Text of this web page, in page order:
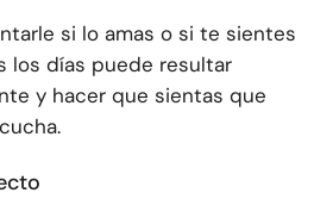
si lo amas o si te sientes
los días puede resultar
y hacer que sientas que